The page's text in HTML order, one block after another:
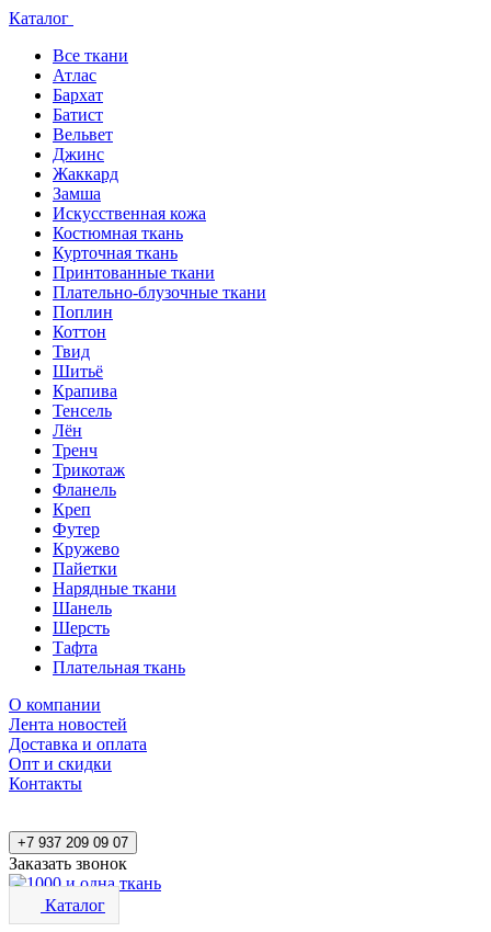
Каталог
Все ткани
Атлас
Бархат
Батист
Вельвет
Джинс
Жаккард
Замша
Искусственная кожа
Костюмная ткань
Курточная ткань
Принтованные ткани
Плательно-блузочные ткани
Поплин
Коттон
Твид
Шитьё
Крапива
Тенсель
Лён
Тренч
Трикотаж
Фланель
Креп
Футер
Кружево
Пайетки
Нарядные ткани
Шанель
Шерсть
Тафта
Плательная ткань
О компании
Лента новостей
Доставка и оплата
Опт и скидки
Контакты
+7 937 209 09 07
Заказать звонок
Каталог